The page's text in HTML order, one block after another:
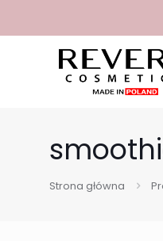
Strona główna